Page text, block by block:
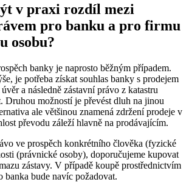
v praxi rozdíl mezi
pro banku a pro firmu
osobu?
banky je naprosto běžným případem.
je potřeba získat souhlas banky s prodejem
a následně zástavní právo z katastru
Druhou možností je převést dluh na jinou
ale většinou znamená zdržení prodeje v
převodu záleží hlavně na prodávajícím.
ve prospěch konkrétního člověka (fyzické
(právnické osoby), doporučujeme kupovat
zástavy. V případě koupě prostřednictvím
banka bude navíc požadovat.